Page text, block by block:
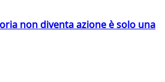
non diventa azione è solo una